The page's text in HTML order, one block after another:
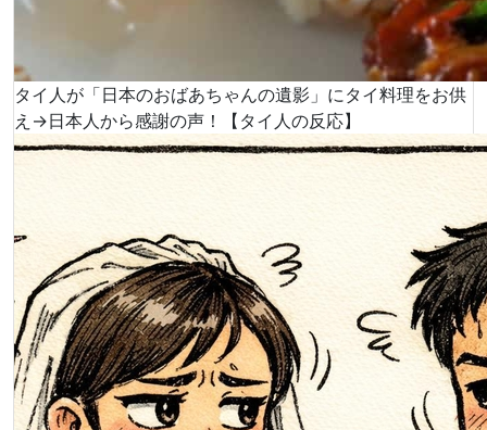
タイ人が「日本のおばあちゃんの遺影」にタイ料理をお供
え→日本人から感謝の声！【タイ人の反応】